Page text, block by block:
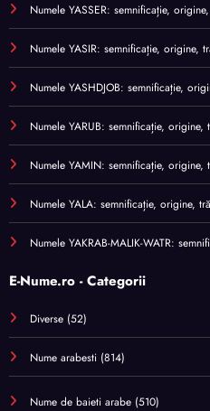
Numele YASSER: semnificație,
Numele YASIR: semnificație, origine,
Numele YASHDJOB: semnificație,
Numele YARUB: semnificație, origine,
Numele YAMIN: semnificație, origine,
Numele YALA: semnificație, origine,
Numele YAKRAB-MALIK-WATR:
E-Nume.ro - Categorii
Diverse (52)
Nume arabesti (814)
Nume de baieti arabe (510)